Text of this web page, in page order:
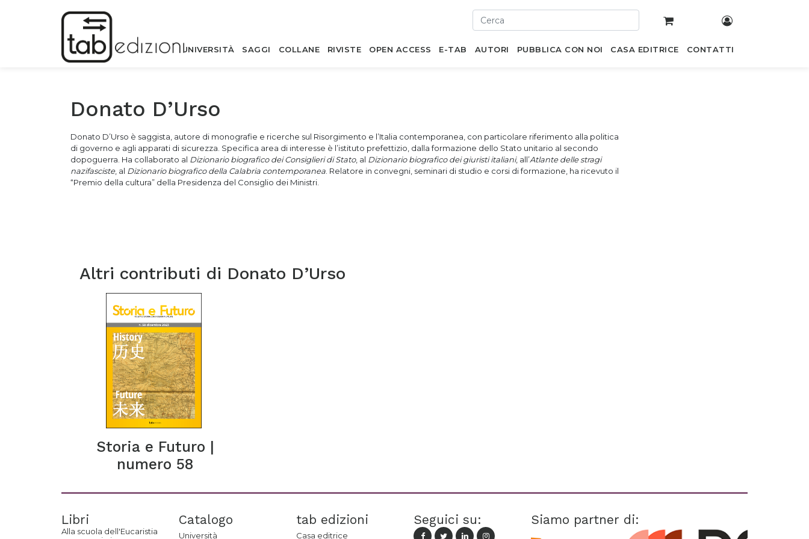
UNIVERSITÀ SAGGI COLLANE RIVISTE OPEN ACCESS E-TAB AUTORI PUBBLICA CON NOI CASA EDITRICE CONTATTI
Donato D’Urso
Donato D’Urso è saggista, autore di monografie e ricerche sul Risorgimento e l’Italia contemporanea, con particolare riferimento alla politica
di governo e agli apparati di sicurezza. Specifica area di interesse è l’istituto prefettizio, dalla formazione dello Stato unitario al secondo
dopoguerra. Ha collaborato al Dizionario biografico dei Consiglieri di Stato, al Dizionario biografico dei giuristi italiani, all’Atlante delle stragi
nazifasciste, al Dizionario biografico della Calabria contemporanea . Relatore in convegni, seminari di studio e corsi di formazione, ha ricevuto il
“Premio della cultura” della Presidenza del Consiglio dei Ministri.
Altri contributi di Donato D’Urso
Storia e Futuro |
numero 58
Libri
Alla scuola dell'Eucaristia
Catalogo
Università
tab edizioni
Casa editrice
Seguici su: Siamo partner di: